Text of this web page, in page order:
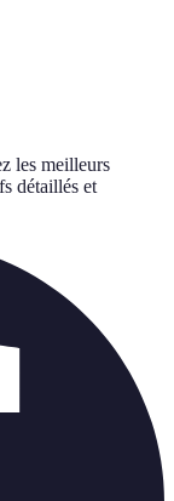
les meilleurs
détaillés et